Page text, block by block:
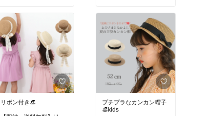
トソー 春 夏 トップス お
しゃれ 80 90 100 110 が
120 130 子供服 男の子 女
の子
#韓国子供服 #子供服 #海
外子供服
#キッズコーデ
#ベビー #韓国こ
#海外こども服 #
こども服
#ベビー服
#キ
ッズ服
#男の子 #女の子 #
プレママ
かわいい #おしゃれ
チプラ
#くすみカラー
リボン付き👒
ハーフバースデー
#天使 #赤ちゃん #ベビー
#羽 #バースデー
#新生児
grattis ハーフバースデー
天使 赤ちゃん 天使の羽
羽 ニューボーンフォト セ
ット ハーフ バースデー
衣装 プレゼント 100日祝
い 服 撮影 お宮参り ニュ
ーボーン 羽根 羽 マンス
リーフォト コスチューム
ベビー お昼寝 寝相 アー
プチプラなカンカン帽子
👒kids